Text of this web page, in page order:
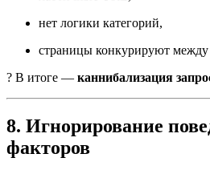
нет логики категорий,
страницы конкурируют между
? В итоге — каннибализация
8. Игнорирование
факторов